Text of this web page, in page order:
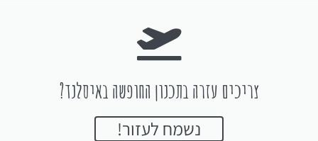
צריכים עזרה בתכנון החופשה באיסלנד?
נשמח לעזור!